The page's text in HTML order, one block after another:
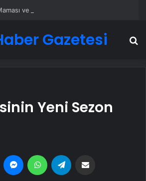
Gazetesi
Yeni Sezon
Tumblr MessengerWhatsApp